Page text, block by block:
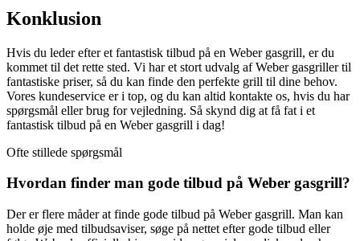
Konklusion
Hvis du leder efter et fantastisk tilbud på en Weber gasgrill, er du
kommet til det rette sted. Vi har et stort udvalg af Weber gasgriller til
fantastiske priser, så du kan finde den perfekte grill til dine behov.
Vores kundeservice er i top, og du kan altid kontakte os, hvis du har
spørgsmål eller brug for vejledning. Så skynd dig at få fat i et
fantastisk tilbud på en Weber gasgrill i dag!
Ofte stillede spørgsmål
Hvordan finder man gode tilbud på Weber gasgrill?
Der er flere måder at finde gode tilbud på Weber gasgrill. Man kan
holde øje med tilbudsaviser, søge på nettet efter gode tilbud eller